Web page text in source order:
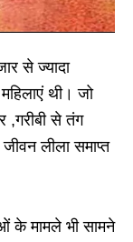
से ज्यादा
थी। जो
,गरीबी से तंग
लीला समाप्त
के मामले भी सामने